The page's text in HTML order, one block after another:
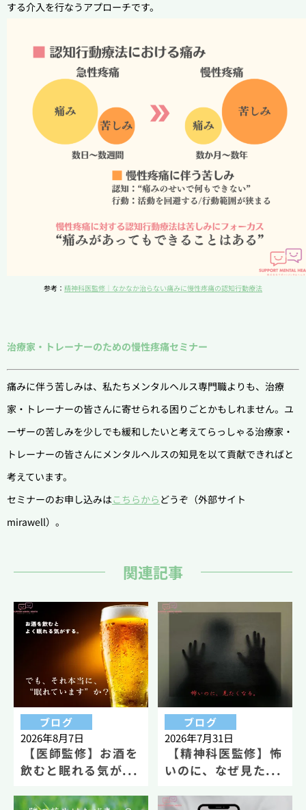
する介入を行なうアプローチです。
参考： 精神科医監修｜なかなか治らない痛みに慢性疼痛の認知行動療法
治療家・トレーナーのための慢性疼痛セミナー
痛みに伴う苦しみは、私たちメンタルヘルス専門職よりも、治療
家・トレーナーの皆さんに寄せられる困りごとかもしれません。ユ
ーザーの苦しみを少しでも緩和したいと考えてらっしゃる治療家・
トレーナーの皆さんにメンタルヘルスの知見を以て貢献できればと
考えています。
セミナーのお申し込みはこちらから どうぞ（外部サイト
mirawell）。
関連記事
ブログ
2026年8月7日
【医師監修】お酒を
飲むと眠れる気が...
ブログ
2026年7月31日
【精神科医監修】怖
いのに、なぜ見た...